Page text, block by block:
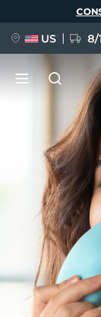
principal
US 8/
NOVIDADE
FAQ™ Pure
BREAKING
issa™ Teeth
Idioma
English
Français
Polski
Türkçe